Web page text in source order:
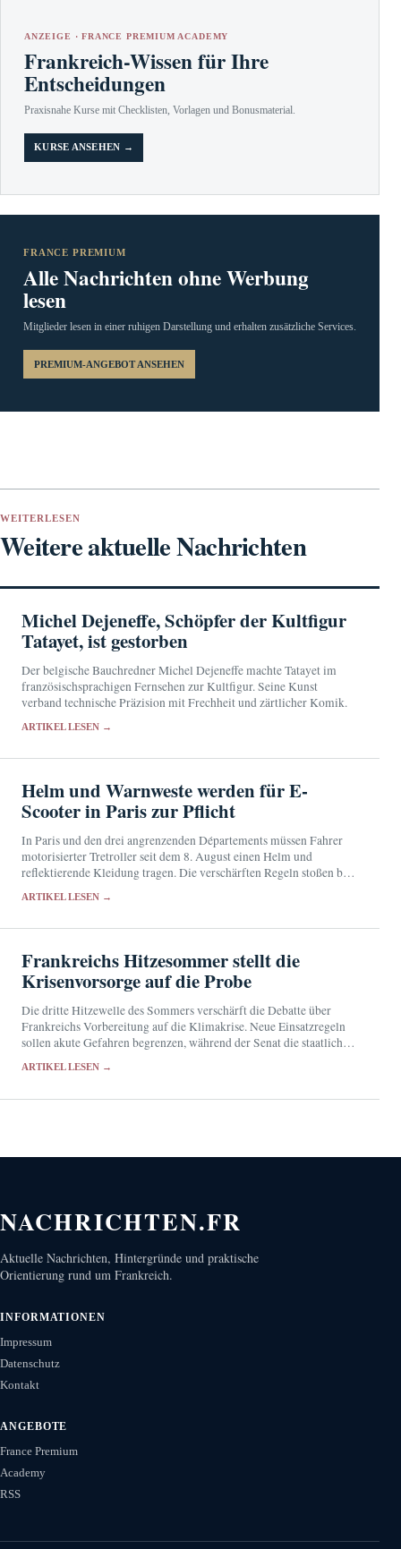
ANZEIGE · FRANCE PREMIUM ACADEMY
Frankreich-Wissen für Ihre
Entscheidungen
Praxisnahe Kurse mit Checklisten, Vorlagen und Bonusmaterial.
KURSE ANSEHEN →
FRANCE PREMIUM
Alle Nachrichten ohne Werbung
lesen
Mitglieder lesen in einer ruhigen Darstellung und erhalten zusätzliche Services.
PREMIUM-ANGEBOT ANSEHEN
WEITERLESEN
Weitere aktuelle Nachrichten
Michel Dejeneffe, Schöpfer der Kultfigur
Tatayet, ist gestorben
Der belgische Bauchredner Michel Dejeneffe machte Tatayet im
französischsprachigen Fernsehen zur Kultfigur. Seine Kunst
verband technische Präzision mit Frechheit und zärtlicher Komik.
ARTIKEL LESEN →
Helm und Warnweste werden für E-
Scooter in Paris zur Pflicht
In Paris und den drei angrenzenden Départements müssen Fahrer
motorisierter Tretroller seit dem 8. August einen Helm und
reflektierende Kleidung tragen. Die verschärften Regeln stoßen bei
ARTIKEL LESEN →
Frankreichs Hitzesommer stellt die
Krisenvorsorge auf die Probe
Die dritte Hitzewelle des Sommers verschärft die Debatte über
Frankreichs Vorbereitung auf die Klimakrise. Neue Einsatzregeln
sollen akute Gefahren begrenzen, während der Senat die staatliche
ARTIKEL LESEN →
NACHRICHTEN.FR
Aktuelle Nachrichten, Hintergründe und praktische
Orientierung rund um Frankreich.
INFORMATIONEN
Impressum
Datenschutz
Kontakt
ANGEBOTE
France Premium
Academy
RSS